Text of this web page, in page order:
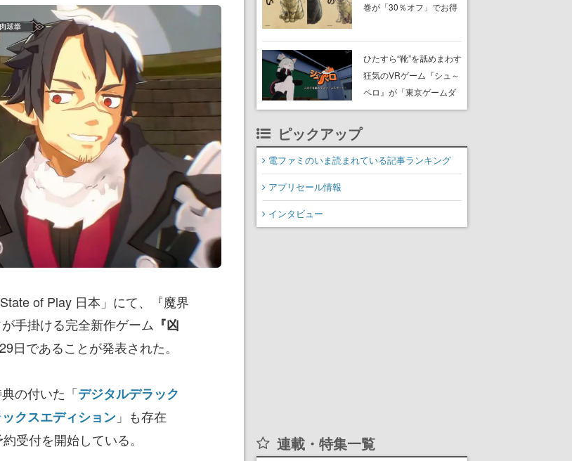
of Play 日本」にて、『魔界
手掛ける完全新作ゲーム 『凶
日であることが発表された。
の付いた「デジタルデラック
クスエディション 」も存在
受付を開始している。
巻が「30％オフ」でお得
たネコたちと、ネコを溺
愛する人間のすれ違いを
描く
ひたすら“靴”を舐めまわす
狂気のVRゲーム『シュ～
ペロ』が「東京ゲームダ
ンジョン」に展示中。キ
前のめり。公式アカウン
トも開設され、2026年リ
ピックアップ
電ファミのいま読まれている記事ランキング
アプリセール情報
インタビュー
連載・特集一覧